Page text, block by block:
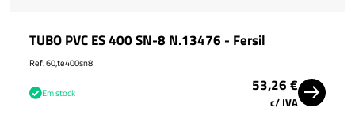
TUBO PVC ES 400 SN-8 N.13476 - Fersil
Ref. 60,te400sn8
Em stock 53,26 €
c/ IVA